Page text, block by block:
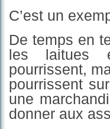
C’est un
De temps en
les laitues
pourrissent,
pourrissent
une
donner aux